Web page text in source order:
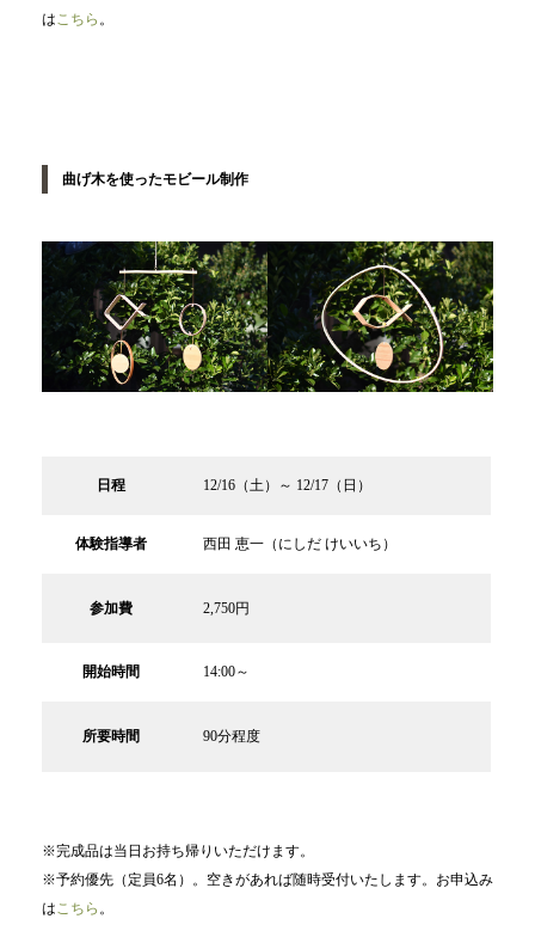
はこちら 。
曲げ木を使ったモビール制作
日程 12/16（土）～ 12/17（日）
体験指導者 西田 恵一（にしだ けいいち）
参加費 2,750円
開始時間 14:00～
所要時間 90分程度
※完成品は当日お持ち帰りいただけます。
※予約優先（定員6名）。空きがあれば随時受付いたします。お申込み
はこちら 。